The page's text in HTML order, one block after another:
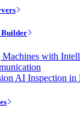
Builder
with
AI Inspection in